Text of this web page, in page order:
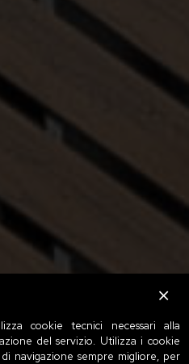
cookie tecnici necessari alla
del servizio. Utilizza i cookie
navigazione sempre migliore, per